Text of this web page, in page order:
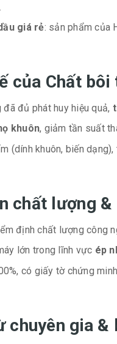
giá rẻ: sản phẩm của
của Chất bôi
đủ phát huy hiệu quả,
khuôn, giảm tần suất
(dính khuôn, biến dạng),
chất lượng
định chất lượng công
lớn trong lĩnh vực ép
có giấy tờ chứng
chuyên gia &